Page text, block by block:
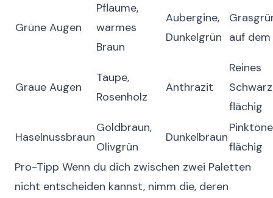
Grüne Augen
Pflaume,
warmes
Braun
Aubergine,
Dunkelgrün auf dem
Graue Augen
Taupe,
Rosenholz
Anthrazit
Reines
Schwarz
flächig
Haselnussbraun
Goldbraun,
Olivgrün
Dunkelbraun
Pinktöne
flächig
Pro-Tipp Wenn du dich zwischen zwei Paletten
nicht entscheiden kannst, nimm die, deren